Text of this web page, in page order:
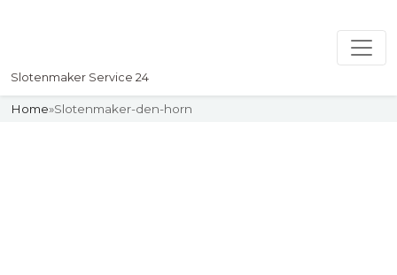
Slotenmaker Service 24
Home»Slotenmaker-den-horn